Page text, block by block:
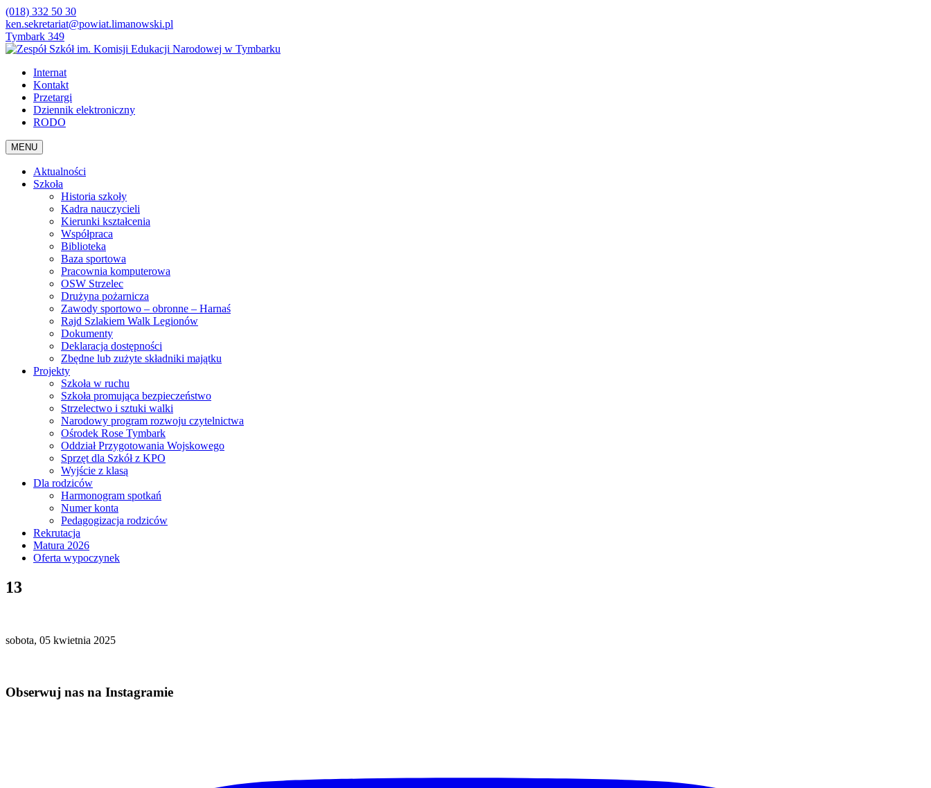
(018) 332 50 30
ken.sekretariat@powiat.limanowski.pl
Tymbark 349
Internat
Kontakt
Przetargi
Dziennik elektroniczny
RODO
MENU
Aktualności
Szkoła
Historia szkoły
Kadra nauczycieli
Kierunki kształcenia
Współpraca
Biblioteka
Baza sportowa
Pracownia komputerowa
OSW Strzelec
Drużyna pożarnicza
Zawody sportowo – obronne – Harnaś
Rajd Szlakiem Walk Legionów
Dokumenty
Deklaracja dostępności
Zbędne lub zużyte składniki majątku
Projekty
Szkoła w ruchu
Szkoła promująca bezpieczeństwo
Strzelectwo i sztuki walki
Narodowy program rozwoju czytelnictwa
Ośrodek Rose Tymbark
Oddział Przygotowania Wojskowego
Sprzęt dla Szkół z KPO
Wyjście z klasą
Dla rodziców
Harmonogram spotkań
Numer konta
Pedagogizacja rodziców
Rekrutacja
Matura 2026
Oferta wypoczynek
13
sobota, 05 kwietnia 2025
Obserwuj nas na Instagramie